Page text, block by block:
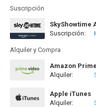
Suscripción
SkyShowtime
Suscripción:
Alquiler y Compra
Amazon
Alquiler:
Apple iTunes
Alquiler: